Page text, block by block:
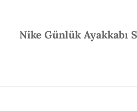
PostNike Günlük Ayakkabı